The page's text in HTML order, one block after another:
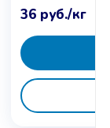
36 руб./кг